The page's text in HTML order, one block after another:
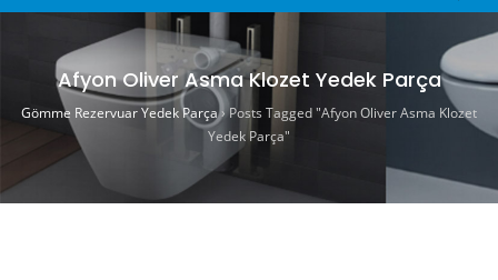
Afyon Oliver Asma Klozet Yedek Parça
Gömme Rezervuar Yedek Parça›Posts Tagged "Afyon Oliver Asma Klozet
Yedek Parça"